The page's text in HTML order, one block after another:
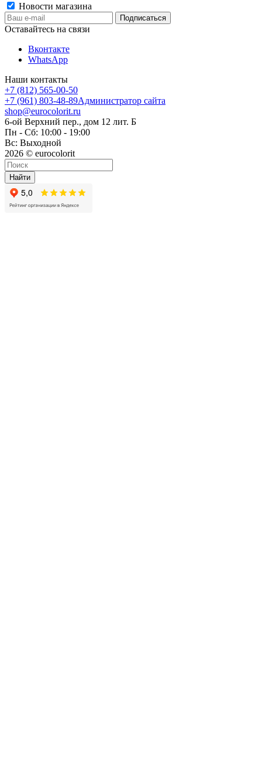
Новости магазина
Оставайтесь на связи
Вконтакте
WhatsApp
Наши контакты
+7 (812) 565-00-50
+7 (961) 803-48-89Администратор сайта
shop@eurocolorit.ru
6-ой Верхний пер., дом 12 лит. Б
Пн - Сб: 10:00 - 19:00
Вс: Выходной
2026 © eurocolorit
Найти